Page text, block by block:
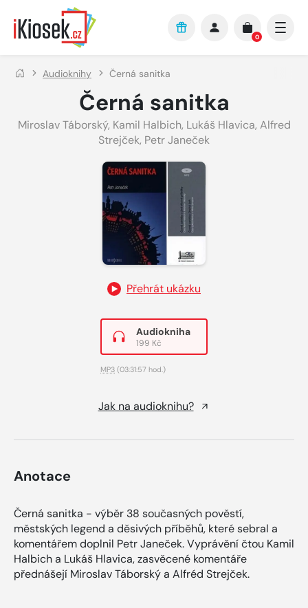
Přejít na hlavní obsah
0
Audioknihy Černá sanitka
Černá sanitka
Miroslav Táborský, Kamil Halbich, Lukáš Hlavica, Alfred
Strejček, Petr Janeček
Přehrát ukázku
Audiokniha
199 Kč
MP3 (03:31:57 hod.)
Jak na audioknihu?
Anotace
Černá sanitka - výběr 38 současných pověstí,
městských legend a děsivých příběhů, které sebral a
komentářem doplnil Petr Janeček. Vyprávění čtou Kamil
Halbich a Lukáš Hlavica, zasvěcené komentáře
přednášejí Miroslav Táborský a Alfréd Strejček.